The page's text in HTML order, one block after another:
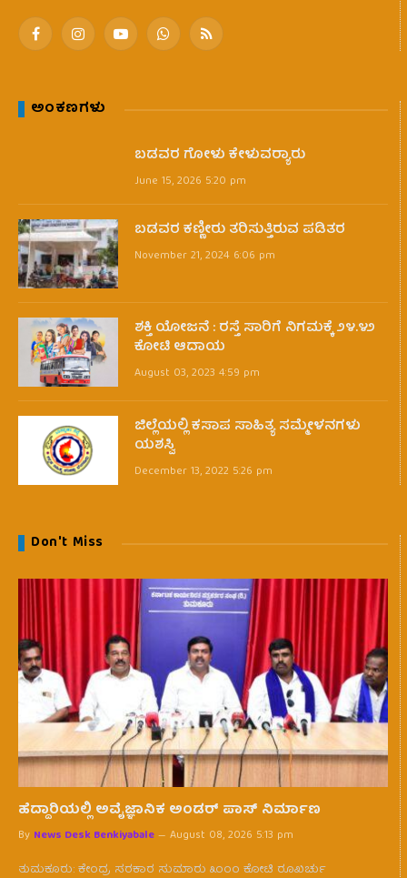
FacebookInstagramYouTubeWhatsApp
RSS
ಅಂಕಣಗಳು
ಬಡವರ ಗೋಳು ಕೇಳುವರ‍್ಯಾರು
June 15, 2026 5:20 pm
ಬಡವರ ಕಣ್ಣೀರು ತರಿಸುತ್ತಿರುವ ಪಡಿತರ
November 21, 2024 6:06 pm
ಶಕ್ತಿ ಯೋಜನೆ : ರಸ್ತೆ ಸಾರಿಗೆ ನಿಗಮಕ್ಕೆ ೨೪.೪೨
ಕೋಟಿ ಆದಾಯ
August 03, 2023 4:59 pm
ಜಿಲ್ಲೆಯಲ್ಲಿ ಕಸಾಪ ಸಾಹಿತ್ಯ ಸಮ್ಮೇಳನಗಳು
ಯಶಸ್ವಿ
December 13, 2022 5:26 pm
Don't Miss
ಹೆದ್ದಾರಿಯಲ್ಲಿ ಅವೈಜ್ಞಾನಿಕ ಅಂಡರ್ ಪಾಸ್ ನಿರ್ಮಾಣ
By News Desk Benkiyabale August 08, 2026 5:13 pm
ತುಮಕೂರು: ಕೇಂದ್ರ ಸರಕಾರ ಸುಮಾರು ೩೦೦೦ ಕೋಟಿ ರೂಖರ್ಚು